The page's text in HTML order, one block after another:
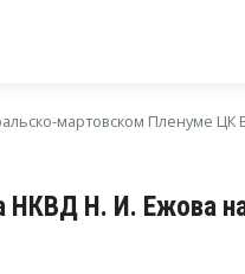
мартовском Пленуме ЦК
НКВД Н. И. Ежова